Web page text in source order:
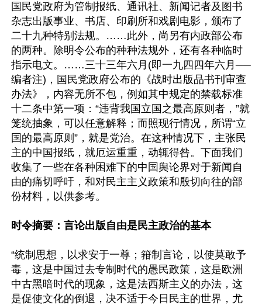
国民党政府为管制报纸、通讯社、新闻记者及图书
杂志出版事业、书店、印刷所和戏剧电影，颁布了
二十九种特别法规。……此外，尚另有内政部公布
的两种。除明令公布的种种法规外，还有各种临时
指示电文。……三十三年六月(即一九四四年六月──
编者注)，国民党政府公布的《战时出版品书刊审查
办法》，内容无所不包，例如其中规定的禁载标准
十二条中第一项：“违背我国立国之最高原则者，”就
笼统抽象，可以任意解释；而照现行情况，所谓“立
国的最高原则”，就是党治。在这种情况下，主张民
主的中国报纸，就厄运重重，动辄得咎。下面我们
收集了一些在各种困难下的中国舆论界对于新闻自
由的痛切呼吁，和对民主主义政策和殷切向往的部
份材料，以供参考。
时令摘要：言论出版自由是民主政治的基本
“统制思想，以求安于一尊；箝制言论，以使莫敢予
毒，这是中国过去专制时代的愚民政策，这是欧洲
中古黑暗时代的现象，这是法西斯主义的办法，这
是促使文化的倒退，决不适于今日民主的世界，尤